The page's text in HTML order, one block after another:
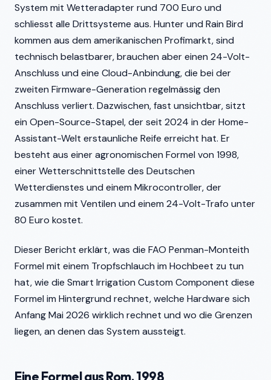
System mit Wetteradapter rund 700 Euro und
schliesst alle Drittsysteme aus. Hunter und Rain Bird
kommen aus dem amerikanischen Profimarkt, sind
technisch belastbarer, brauchen aber einen 24-Volt-
Anschluss und eine Cloud-Anbindung, die bei der
zweiten Firmware-Generation regelmässig den
Anschluss verliert. Dazwischen, fast unsichtbar, sitzt
ein Open-Source-Stapel, der seit 2024 in der Home-
Assistant-Welt erstaunliche Reife erreicht hat. Er
besteht aus einer agronomischen Formel von 1998,
einer Wetterschnittstelle des Deutschen
Wetterdienstes und einem Mikrocontroller, der
zusammen mit Ventilen und einem 24-Volt-Trafo unter
80 Euro kostet.
Dieser Bericht erklärt, was die FAO Penman-Monteith
Formel mit einem Tropfschlauch im Hochbeet zu tun
hat, wie die Smart Irrigation Custom Component diese
Formel im Hintergrund rechnet, welche Hardware sich
Anfang Mai 2026 wirklich rechnet und wo die Grenzen
liegen, an denen das System aussteigt.
Eine Formel aus Rom, 1998